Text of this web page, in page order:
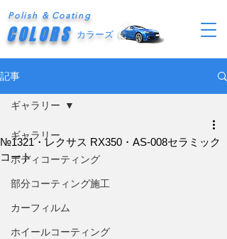
Polish & Coating
COLORS カラーズ
記事
ギャラリー
ボディコーティング
部分コーティング施工
カーフィルム
ホイールコーティング
ギャラリー
№1321・レクサス RX350・AS-008セラミック
コート